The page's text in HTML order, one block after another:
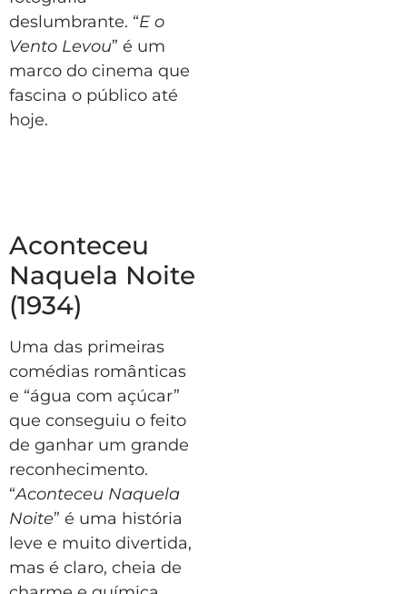
deslumbrante. “E o
Vento Levou” é um
marco do cinema que
fascina o público até
hoje.
Aconteceu
Naquela Noite
(1934)
Uma das primeiras
comédias românticas
e “água com açúcar”
que conseguiu o feito
de ganhar um grande
reconhecimento.
“Aconteceu Naquela
Noite” é uma história
leve e muito divertida,
mas é claro, cheia de